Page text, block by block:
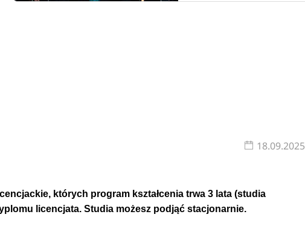
18.09.2025
których program kształcenia trwa 3 lata (studia
licencjata. Studia możesz podjąć stacjonarnie.